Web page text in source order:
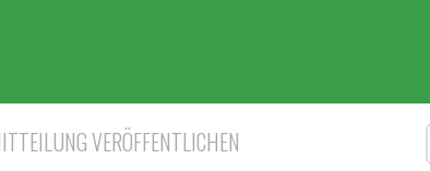
VERÖFFENTLICHEN